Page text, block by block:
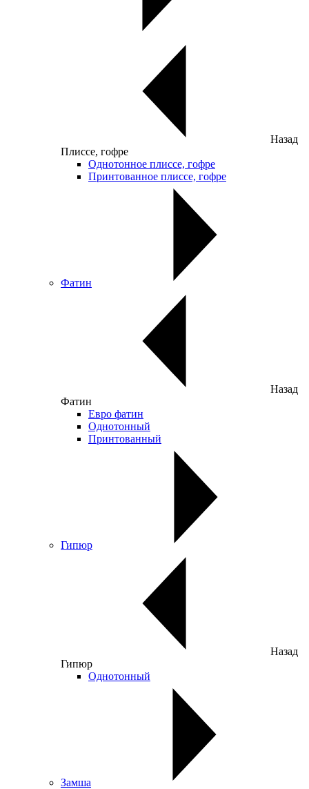
Назад
Плиссе, гофре
Однотонное плиссе, гофре
Принтованное плиссе, гофре
Фатин
Назад
Фатин
Евро фатин
Однотонный
Принтованный
Гипюр
Назад
Гипюр
Однотонный
Замша